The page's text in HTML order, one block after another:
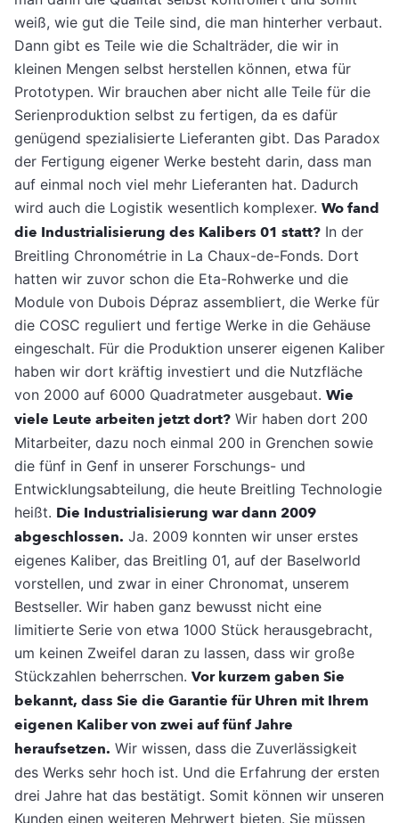
weiß, wie gut die Teile sind, die man hinterher verbaut.
Dann gibt es Teile wie die Schalträder, die wir in
kleinen Mengen selbst herstellen können, etwa für
Prototypen. Wir brauchen aber nicht alle Teile für die
Serienproduktion selbst zu fertigen, da es dafür
genügend spezialisierte Lieferanten gibt. Das Paradox
der Fertigung eigener Werke besteht darin, dass man
auf einmal noch viel mehr Lieferanten hat. Dadurch
wird auch die Logistik wesentlich komplexer. Wo fand
die Industrialisierung des Kalibers 01 statt? In der
Breitling Chronométrie in La Chaux-de-Fonds. Dort
hatten wir zuvor schon die Eta-Rohwerke und die
Module von Dubois Dépraz assembliert, die Werke für
die COSC reguliert und fertige Werke in die Gehäuse
eingeschalt. Für die Produktion unserer eigenen Kaliber
haben wir dort kräftig investiert und die Nutzfläche
von 2000 auf 6000 Quadratmeter ausgebaut. Wie
viele Leute arbeiten jetzt dort? Wir haben dort 200
Mitarbeiter, dazu noch einmal 200 in Grenchen sowie
die fünf in Genf in unserer Forschungs- und
Entwicklungsabteilung, die heute Breitling Technologie
heißt. Die Industrialisierung war dann 2009
abgeschlossen. Ja. 2009 konnten wir unser erstes
eigenes Kaliber, das Breitling 01, auf der Baselworld
vorstellen, und zwar in einer Chronomat, unserem
Bestseller. Wir haben ganz bewusst nicht eine
limitierte Serie von etwa 1000 Stück herausgebracht,
um keinen Zweifel daran zu lassen, dass wir große
Stückzahlen beherrschen. Vor kurzem gaben Sie
bekannt, dass Sie die Garantie für Uhren mit Ihrem
eigenen Kaliber von zwei auf fünf Jahre
heraufsetzen. Wir wissen, dass die Zuverlässigkeit
des Werks sehr hoch ist. Und die Erfahrung der ersten
drei Jahre hat das bestätigt. Somit können wir unseren
Kunden einen weiteren Mehrwert bieten. Sie müssen